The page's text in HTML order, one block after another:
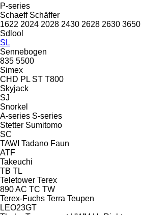
P-series
Schaeff Schäffer
1622 2024 2028 2430 2628 2630 3650
Sdlool
SL
Sennebogen
835 5500
Simex
CHD PL ST T800
Skyjack
SJ
Snorkel
A-series S-series
Stetter Sumitomo
SC
TAWI Tadano Faun
ATF
Takeuchi
TB TL
Teletower Terex
890AC TC TW
Terex-Fuchs Terra Teupen
LEO23GT